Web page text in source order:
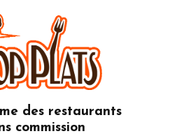
des restaurants
commission